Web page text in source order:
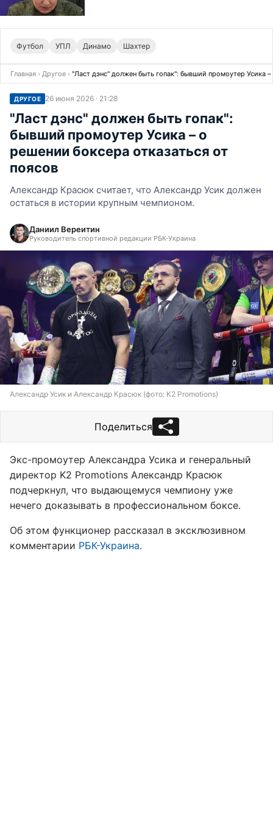
Футбол УПЛ Динамо Шахтер
Главная › Другое › "Ласт дэнс" должен быть гопак": бывший промоутер Усика
ДРУГОЕ 26 июня 2026 · 21:28
"Ласт дэнс" должен быть гопак":
бывший промоутер Усика – о
решении боксера отказаться от
поясов
Александр Красюк считает, что Александр Усик должен
остаться в истории крупным чемпионом.
Даниил Вереитин
Руководитель спортивной редакции РБК-Украина
Александр Усик и Александр Красюк (фото: K2 Promotions)
Поделиться
Экс-промоутер Александра Усика и генеральный
директор K2 Promotions Александр Красюк
подчеркнул, что выдающемуся чемпиону уже
нечего доказывать в профессиональном боксе.
Об этом функционер рассказал в эксклюзивном
комментарии РБК-Украина.